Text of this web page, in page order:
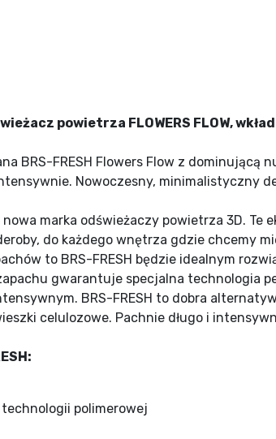
powietrza FLOWERS FLOW,
BRS-FRESH Flowers Flow z
Nowoczesny, minimalistyczny
nowa marka odświeżaczy powietrza 3D. Te
do każdego wnętrza gdzie chcemy
to BRS-FRESH będzie idealnym
gwarantuje specjalna technologia
BRS-FRESH to dobra
celulozowe. Pachnie długo i
polimerowej